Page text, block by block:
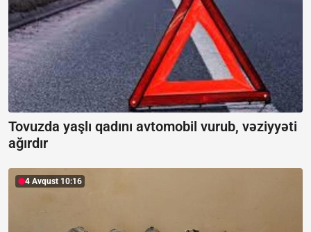
Tovuzda yaşlı qadını avtomobil vurub, vəziyyəti
ağırdır
4 Avqust 10:16